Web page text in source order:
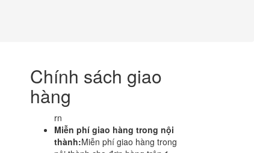
Chính sách giao
hàng
rn
Miễn phí giao hàng trong nội
thành:Miễn phí giao hàng trong